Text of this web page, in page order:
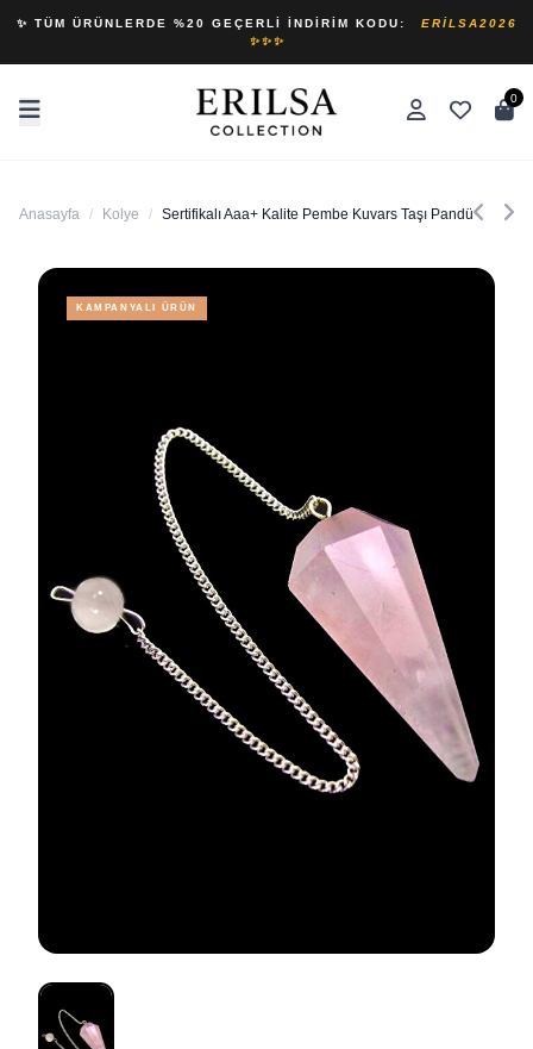
✨ TÜM ÜRÜNLERDE %20 GEÇERLI İNDIRIM KODU:
ERILSA2026
✨✨✨
0
Anasayfa / Kolye / Sertifikalı Aaa+ Kalite Pembe Kuvars Taşı Pandül Sarkaç
KAMPANYALI ÜRÜN